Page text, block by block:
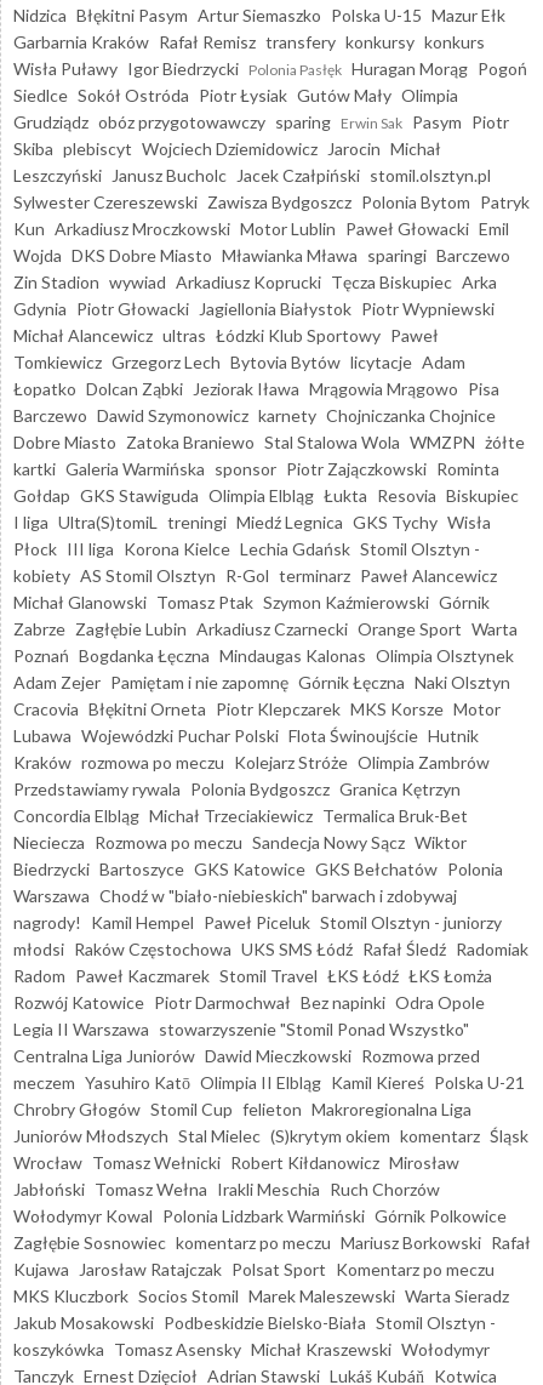
Nidzica Błękitni Pasym Artur Siemaszko Polska U-15 Mazur Ełk
Garbarnia Kraków Rafał Remisz transfery konkursy konkurs
Wisła Puławy Igor Biedrzycki Polonia Pasłęk Huragan Morąg Pogoń
Siedlce Sokół Ostróda Piotr Łysiak Gutów Mały Olimpia
Grudziądz obóz przygotowawczy sparing Erwin Sak Pasym Piotr
Skiba plebiscyt Wojciech Dziemidowicz Jarocin Michał
Leszczyński
Janusz Bucholc Jacek Czałpiński stomil.olsztyn.pl
Sylwester Czereszewski Zawisza Bydgoszcz Polonia Bytom Patryk
Kun Arkadiusz Mroczkowski Motor Lublin Paweł Głowacki Emil
Wojda DKS Dobre Miasto Mławianka Mława sparingi Barczewo
Zin Stadion wywiad Arkadiusz Koprucki Tęcza Biskupiec Arka
Gdynia Piotr Głowacki Jagiellonia Białystok Piotr Wypniewski
Michał Alancewicz ultras Łódzki Klub Sportowy Paweł
Tomkiewicz Grzegorz Lech Bytovia Bytów licytacje Adam
Łopatko Dolcan Ząbki Jeziorak Iława Mrągowia Mrągowo Pisa
Barczewo Dawid Szymonowicz karnety Chojniczanka Chojnice
Dobre Miasto Zatoka Braniewo Stal Stalowa Wola WMZPN żółte
kartki Galeria Warmińska sponsor Piotr Zajączkowski Rominta
Gołdap GKS Stawiguda Olimpia Elbląg Łukta Resovia Biskupiec
I liga Ultra(S)tomiL treningi Miedź Legnica GKS Tychy Wisła
Płock III liga Korona Kielce Lechia Gdańsk Stomil Olsztyn -
kobiety AS Stomil Olsztyn R-Gol terminarz Paweł Alancewicz
Michał Glanowski Tomasz Ptak Szymon Kaźmierowski Górnik
Zabrze Zagłębie Lubin Arkadiusz Czarnecki Orange Sport Warta
Poznań Bogdanka Łęczna Mindaugas Kalonas Olimpia Olsztynek
Adam Zejer Pamiętam i nie zapomnę Górnik Łęczna Naki Olsztyn
Cracovia Błękitni Orneta Piotr Klepczarek MKS Korsze Motor
Lubawa Wojewódzki Puchar Polski Flota Świnoujście Hutnik
Kraków rozmowa po meczu Kolejarz Stróże Olimpia Zambrów
Przedstawiamy rywala Polonia Bydgoszcz Granica Kętrzyn
Concordia Elbląg Michał Trzeciakiewicz Termalica Bruk-Bet
Nieciecza Rozmowa po meczu Sandecja Nowy Sącz Wiktor
Biedrzycki Bartoszyce GKS Katowice GKS Bełchatów Polonia
Warszawa Chodź w "biało-niebieskich" barwach i zdobywaj
nagrody!
Kamil Hempel Paweł Piceluk Stomil Olsztyn - juniorzy
młodsi Raków Częstochowa UKS SMS Łódź Rafał Śledź Radomiak
Radom Paweł Kaczmarek Stomil Travel ŁKS Łódź ŁKS Łomża
Rozwój Katowice Piotr Darmochwał Bez napinki Odra Opole
Legia II Warszawa stowarzyszenie "Stomil Ponad Wszystko"
Centralna Liga Juniorów Dawid Mieczkowski Rozmowa przed
meczem Yasuhiro Katō Olimpia II Elbląg Kamil Kiereś Polska U-21
Chrobry Głogów Stomil Cup felieton Makroregionalna Liga
Juniorów Młodszych Stal Mielec (S)krytym okiem komentarz Śląsk
Wrocław Tomasz Wełnicki Robert Kiłdanowicz Mirosław
Jabłoński Tomasz Wełna Irakli Meschia Ruch Chorzów
Wołodymyr Kowal Polonia Lidzbark Warmiński Górnik Polkowice
Zagłębie Sosnowiec komentarz po meczu Mariusz Borkowski Rafał
Kujawa
Jarosław Ratajczak Polsat Sport Komentarz po meczu
MKS Kluczbork Socios Stomil Marek Maleszewski Warta Sieradz
Jakub Mosakowski Podbeskidzie Bielsko-Biała Stomil Olsztyn -
koszykówka Tomasz Asensky Michał Kraszewski Wołodymyr
Tanczyk Ernest Dzięcioł Adrian Stawski Lukáš Kubáň Kotwica